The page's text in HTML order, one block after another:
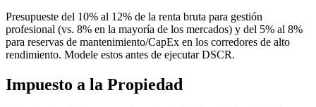
Presupueste del 10% al 12% de la renta bruta para gestión
profesional (vs. 8% en la mayoría de los mercados) y del 5% al 8%
para reservas de mantenimiento/CapEx en los corredores de alto
rendimiento. Modele estos antes de ejecutar DSCR.
Impuesto a la Propiedad